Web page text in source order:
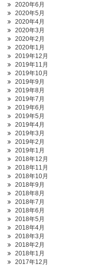
2020年6月
2020年5月
2020年4月
2020年3月
2020年2月
2020年1月
2019年12月
2019年11月
2019年10月
2019年9月
2019年8月
2019年7月
2019年6月
2019年5月
2019年4月
2019年3月
2019年2月
2019年1月
2018年12月
2018年11月
2018年10月
2018年9月
2018年8月
2018年7月
2018年6月
2018年5月
2018年4月
2018年3月
2018年2月
2018年1月
2017年12月